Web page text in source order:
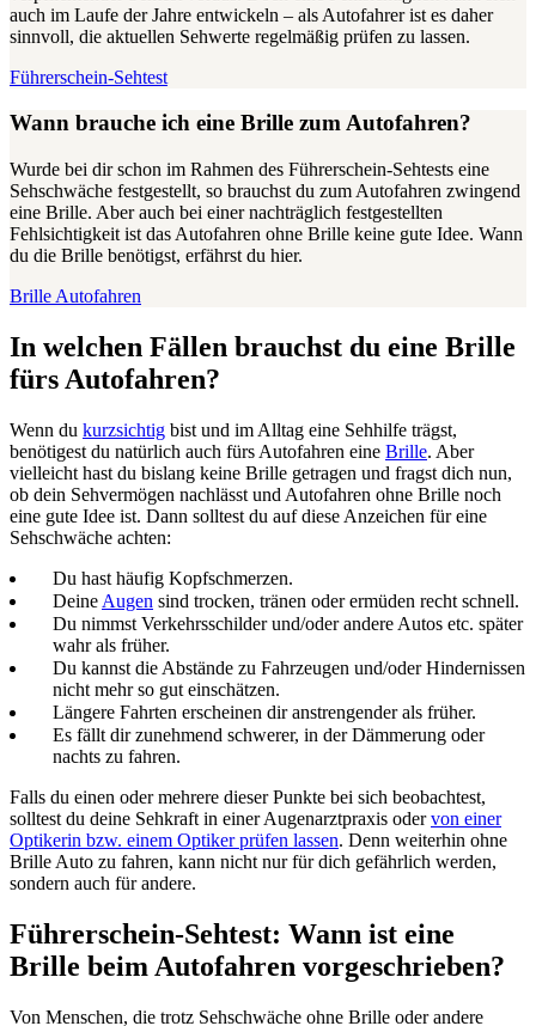
auch im Laufe der Jahre entwickeln – als Autofahrer ist es daher
sinnvoll, die aktuellen Sehwerte regelmäßig prüfen zu lassen.
Führerschein-Sehtest
Wann brauche ich eine Brille zum Autofahren?
Wurde bei dir schon im Rahmen des Führerschein-Sehtests eine
Sehschwäche festgestellt, so brauchst du zum Autofahren zwingend
eine Brille. Aber auch bei einer nachträglich festgestellten
Fehlsichtigkeit ist das Autofahren ohne Brille keine gute Idee. Wann
du die Brille benötigst, erfährst du hier.
Brille Autofahren
In welchen Fällen brauchst du eine Brille
fürs Autofahren?
Wenn du kurzsichtig bist und im Alltag eine Sehhilfe trägst,
benötigest du natürlich auch fürs Autofahren eine Brille. Aber
vielleicht hast du bislang keine Brille getragen und fragst dich nun,
ob dein Sehvermögen nachlässt und Autofahren ohne Brille noch
eine gute Idee ist. Dann solltest du auf diese Anzeichen für eine
Sehschwäche achten:
Du hast häufig Kopfschmerzen.
Deine Augen sind trocken, tränen oder ermüden recht schnell.
Du nimmst Verkehrsschilder und/oder andere Autos etc. später
wahr als früher.
Du kannst die Abstände zu Fahrzeugen und/oder Hindernissen
nicht mehr so gut einschätzen.
Längere Fahrten erscheinen dir anstrengender als früher.
Es fällt dir zunehmend schwerer, in der Dämmerung oder
nachts zu fahren.
Falls du einen oder mehrere dieser Punkte bei sich beobachtest,
solltest du deine Sehkraft in einer Augenarztpraxis odervon einer
Optikerin bzw. einem Optiker prüfen lassen. Denn weiterhin ohne
Brille Auto zu fahren, kann nicht nur für dich gefährlich werden,
sondern auch für andere.
Führerschein-Sehtest: Wann ist eine
Brille beim Autofahren vorgeschrieben?
Von Menschen, die trotz Sehschwäche ohne Brille oder andere